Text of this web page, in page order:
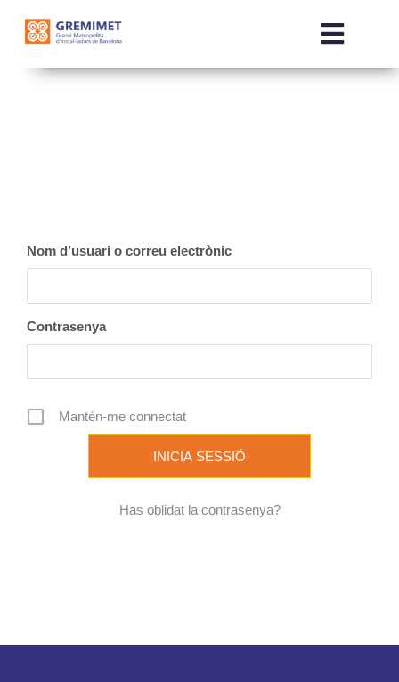
Toggle
NOTÍCIES
OTE
REVISTA DIGITAL
Nom d’usuari o correu electrònic
Contrasenya
Mantén-me connectat
Has oblidat la contrasenya?